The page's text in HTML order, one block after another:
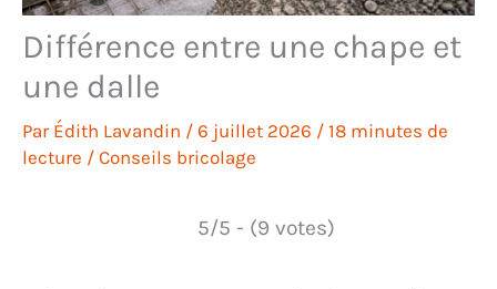
Différence entre une chape et
une dalle
Par Édith Lavandin / 6 juillet 2026 / 18 minutes de
lecture / Conseils bricolage
5/5 - (9 votes)